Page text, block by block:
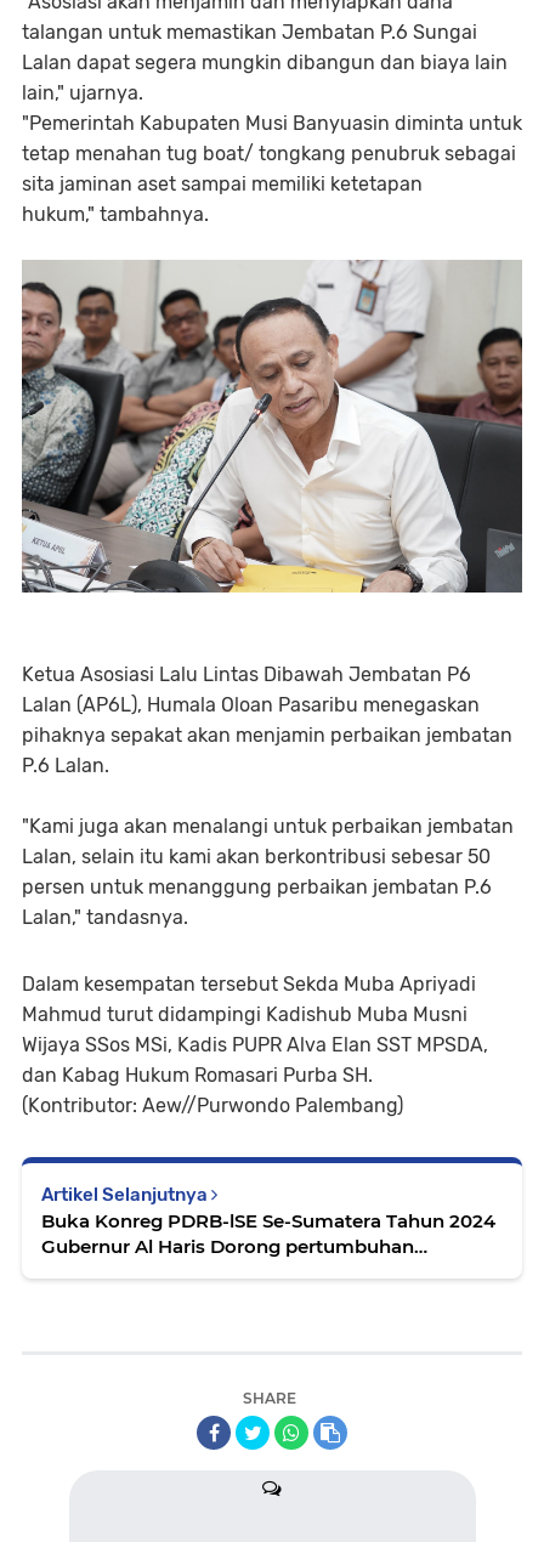
talangan untuk memastikan Jembatan P.6 Sungai
Lalan dapat segera mungkin dibangun dan biaya lain
lain," ujarnya.
"Pemerintah Kabupaten Musi Banyuasin diminta untuk
tetap menahan tug boat/ tongkang penubruk sebagai
sita jaminan aset sampai memiliki ketetapan
hukum," tambahnya.
Ketua Asosiasi Lalu Lintas Dibawah Jembatan P6
Lalan (AP6L), Humala Oloan Pasaribu menegaskan
pihaknya sepakat akan menjamin perbaikan jembatan
P.6 Lalan.
"Kami juga akan menalangi untuk perbaikan jembatan
Lalan, selain itu kami akan berkontribusi sebesar 50
persen untuk menanggung perbaikan jembatan P.6
Lalan," tandasnya.
Dalam kesempatan tersebut Sekda Muba Apriyadi
Mahmud turut didampingi Kadishub Muba Musni
Wijaya SSos MSi, Kadis PUPR Alva Elan SST MPSDA,
dan Kabag Hukum Romasari Purba SH.
(Kontributor: Aew//Purwondo Palembang)
Artikel Selanjutnya
Buka Konreg PDRB-lSE Se-Sumatera Tahun 2024
Gubernur Al Haris Dorong pertumbuhan
SHARE